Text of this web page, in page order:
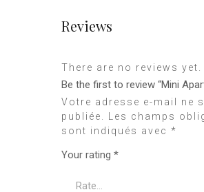
Reviews
There are no reviews yet.
Be the first to review “Mini
Votre adresse e-mail ne
publiée.
Les champs
sont indiqués avec *
Your rating *